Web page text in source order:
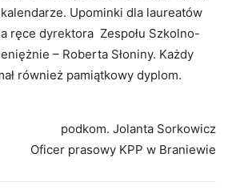
Upominki dla laureatów
ręce dyrektora Zespołu Szkolno-
– Roberta Słoniny. Każdy
również pamiątkowy dyplom.
podkom. Jolanta Sorkowicz
Oficer prasowy KPP w Braniewie